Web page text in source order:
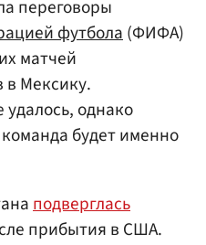
переговоры
футбола(ФИФА)
матчей
Мексику.
удалось, однако
будет именно
подверглась
прибытия в США.